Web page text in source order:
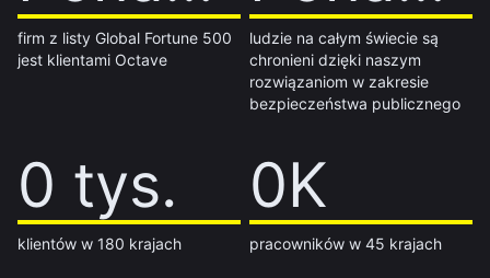
firm z listy Global Fortune 500
jest klientami Octave
ludzie na całym świecie są
chronieni dzięki naszym
rozwiązaniom w zakresie
bezpieczeństwa publicznego
0 tys.
14 tys.
klientów w 180 krajach
0K
7K
pracowników w 45 krajach